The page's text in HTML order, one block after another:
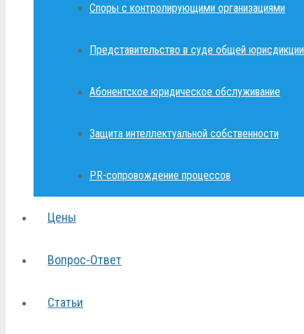
Споры с контролирующими организациями
Представительство в суде общей юрисдикции
Абонентское юридическое обслуживание
Защита интеллектуальной собственности
PR-сопровождение процессов
Цены
Вопрос-Ответ
Статьи